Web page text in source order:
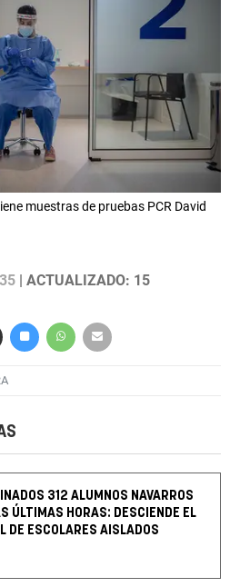
muestras de pruebas PCR David
| ACTUALIZADO: 15
312 ALUMNOS NAVARROS
ÚLTIMAS HORAS: DESCIENDE EL
DE ESCOLARES AISLADOS